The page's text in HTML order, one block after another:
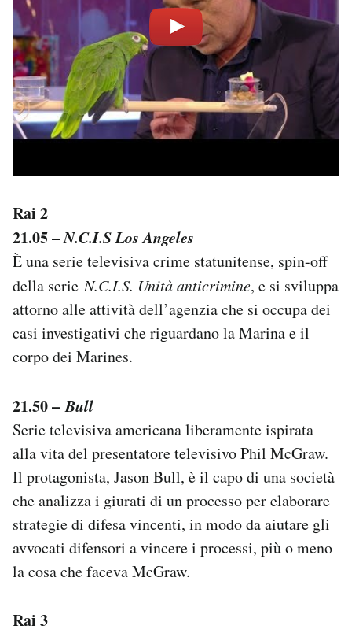
Rai 2
21.05 –N.C.I.S Los Angeles
È una serie televisiva crime statunitense, spin-off
della serieN.C.I.S. Unità anticrimine, e si sviluppa
attorno alle attività dell’agenzia che si occupa dei
casi investigativi che riguardano la Marina e il
corpo dei Marines.
21.50 –Bull
Serie televisiva americana liberamente ispirata
alla vita del presentatore televisivo Phil McGraw.
Il protagonista, Jason Bull, è il capo di una società
che analizza i giurati di un processo per elaborare
strategie di difesa vincenti, in modo da aiutare gli
avvocati difensori a vincere i processi, più o meno
la cosa che faceva McGraw.
Rai 3